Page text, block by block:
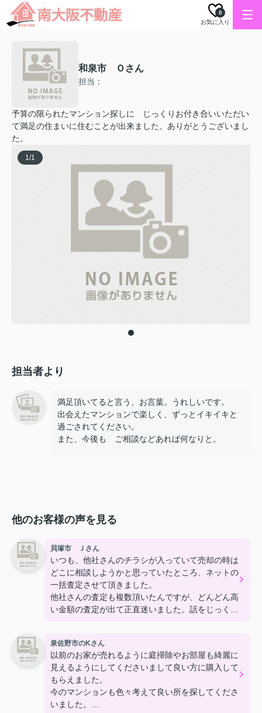
お気に入り
0
和泉市 Ｏさん
担当：
予算の限られたマンション探しに じっくりお付き合いいただい
て満足の住まいに住むことが出来ました。ありがとうございまし
た。
1/1
担当者より
満足頂いてると言う、お言葉。うれしいです。
出会えたマンションで楽しく、ずっとイキイキと
過ごされてください。
また、今後も ご相談などあれば何なりと。
他のお客様の声を見る
貝塚市 Ｊさん
いつも、他社さんのチラシが入っていて売却の時は
どこに相談しようかと思っていたところ、ネットの
一括査定させて頂きました。
他社さんの査定も複数頂いたんですが、どんどん高
い金額の査定が出て正直迷いました。話をじっくり
りにくかったです。南大阪不動産の担当さんは実際
に売却する際の実務のお話をしっかりお話頂いて、
ご担当者さんの真っすぐなお人柄で決めさせていた
だきました。他社さんのほうが査定額が高いところ
もあったのですがこちらにお任せしてよかったで
す。売却スタートの金額からほんのわずかな値引き
泉佐野市のKさん
以前のお家が売れるように庭掃除やお部屋も綺麗に
見えるようにしてくださいまして良い方に購入して
もらえました。
今のマンションも色々考えて良い所を探してくださ
いました。